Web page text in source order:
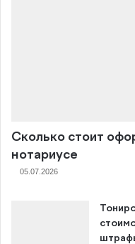
Сколько стоит
нотариусе
05.07.2026